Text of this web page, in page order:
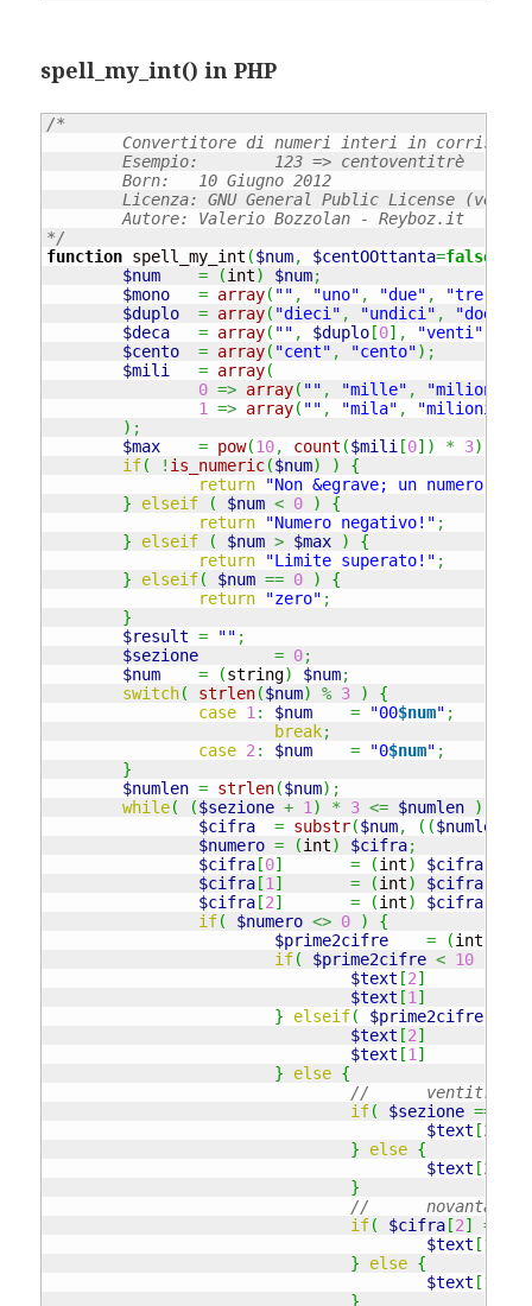
spell_my_int() in PHP
/*
	Convertitore di numeri interi in corrispettivi letterali.
	Esempio:	123 => centoventitrè
	Born:	10 Giugno 2012
	Licenza: GNU General Public License (versione 3 o successive)
	Autore: Valerio Bozzolan - Reyboz.it
*/
function spell_my_int ($num, $centOOttanta=false
$num
= (int) $num;
$mono
= array( "" , "uno" , "due" , "tre"
$duplo
= array( "dieci" , "undici" , "dodici"
$deca
= array( "" , $duplo [0] , "venti"
$cento
= array( "cent" , "cento") ;
$mili
= array(
0 => array( "" , "mille" , "milione"
1
=> array( "" , "mila" , "milioni"
) ;
$max
= pow(10, count ($mili [0] ) * 3)
if( ! is_numeric($num) )
{
return
"Non &egrave; un numero!"
}
elseif ( $num < 0 )
{
return
"Numero negativo!" ;
}
elseif ( $num > $max )
{
return
"Limite superato!" ;
}
elseif( $num == 0 )
{
return
"zero" ;
}
$result = "" ;
$sezione
= 0;
$num
= (string) $num;
switch( strlen($num) % 3 )
{
case 1 : $num = "00$num" ;
break;
case 2 : $num = "0$num" ;
}
$numlen = strlen($num) ;
while( ($sezione + 1 ) * 3 <= $numlen )
$cifra
= substr($num, ( ($numlen
$numero = (int) $cifra;
$cifra [0] = (int) $cifra
$cifra [1 ] = (int) $cifra
$cifra [2] = (int) $cifra
if( $numero <> 0 )
{
$prime2cifre
= (int
if( $prime2cifre < 10
$text [2]
$text [1 ]
}
elseif( $prime2cifre
$text [2]
$text [1 ]
}
else {
//	ventitre
if( $sezione ==
$text [2
}
else {
$text [2
}
//
if( $cifra [2] ==
$text [1
}
else {
$text [1
}